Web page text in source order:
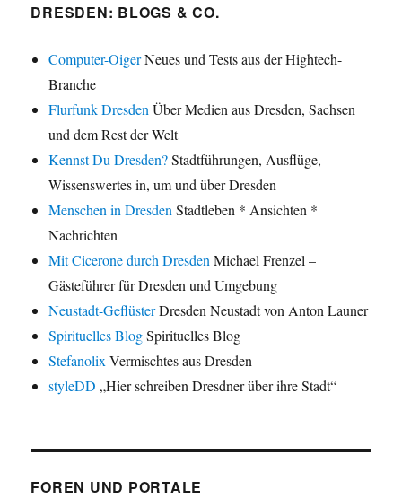
DRESDEN: BLOGS & CO.
Computer-OigerNeues und Tests aus der Hightech-
Branche
Flurfunk Dresden Über Medien aus Dresden, Sachsen
und dem Rest der Welt
Kennst Du Dresden?Stadtführungen, Ausflüge,
Wissenswertes in, um und über Dresden
Menschen in Dresden Stadtleben * Ansichten *
Nachrichten
Mit Cicerone durch Dresden Michael Frenzel –
Gästeführer für Dresden und Umgebung
Neustadt-GeflüsterDresden Neustadt von Anton Launer
Spirituelles BlogSpirituelles Blog
Stefanolix Vermischtes aus Dresden
styleDD „Hier schreiben Dresdner über ihre Stadt“
FOREN UND PORTALE